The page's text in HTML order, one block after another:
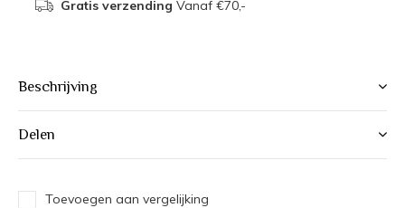
Gratis verzending Vanaf €70,-
Beschrijving
Delen
Toevoegen aan vergelijking